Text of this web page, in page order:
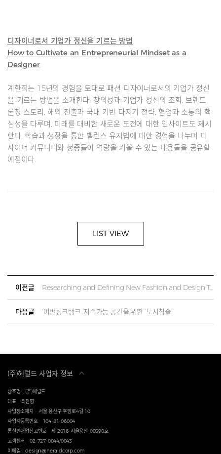
디자이너로서 기업가 정신을 기르는 방법
How to Cultivate an Entrepreneurial Mindset as a
Designer
계한희는 15년의 경험을 토대로 패션 디자이너로서의 기업가 정신
을 기르는 방법을 소개한다. 창의성과 기업가 정신의 조화, 브랜드
론칭 스토리, 해외 진출과 국내 기반 다지기 전략, 협업과 소통의 핵
심성을 다루며, 미래를 대비한 새로운 도전에 대한 인사이트도 제시
한다. 학습과 성장을 통한 밸런스 유지법에 대한 경험을 나누며 디
자이너 커뮤니티와 청중들이 역량을 키울 수 있는 내용들을 공유할
예정이다.
LIST VIEW
이전글 Researching and Defining New Fashion and Design Trends
다음글 ‘어반싱크탱크: 지속가능 공간을 위한 ‘도시침술’
(주)헤럴드 사업자 정보
상호명
(주)헤럴드
대표
최진영
사업장소재지
서울 용산구 후암로4길 10
사업자등록번호
104-81-06004
통신판매업신고번호
제 2016-서울용산-00590호
고객센터
02-727-0044/0043
이메일
design@heraldcorp.com